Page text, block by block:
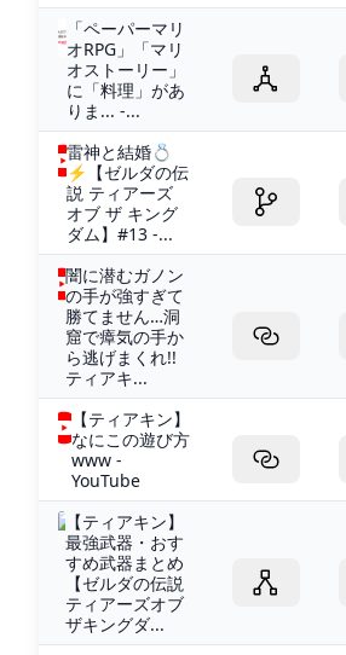
「ペーパーマリ
オRPG」「マリ
オストーリー」
に「料理」があ
りま... -...
雷神と結婚💍
⚡【ゼルダの伝
説 ティアーズ
オブ ザ キング
ダム】#13 -...
闇に潜むガノン
の手が強すぎて
勝てません…洞
窟で瘴気の手か
ら逃げまくれ!!
ティアキ...
【ティアキン】
なにこの遊び方
www -
YouTube
【ティアキン】
最強武器・おす
すめ武器まとめ
【ゼルダの伝説
ティアーズオブ
ザキングダ...